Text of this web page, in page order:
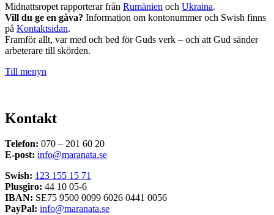
Midnattsropet rapporterar från Rumänien och Ukraina.
Vill du ge en gåva? Information om kontonummer och Swish finns
på Kontaktsidan.
Framför allt, var med och bed för Guds verk – och att Gud sänder
arbeterare till skörden.
Till menyn
Kontakt
Telefon: 070 – 201 60 20
E-post: info@maranata.se
Swish: 123 155 15 71
Plusgiro: 44 10 05-6
IBAN: SE75 9500 0099 6026 0441 0056
PayPal: info@maranata.se